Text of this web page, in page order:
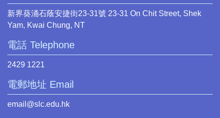
新界葵涌石蔭安捷街23-31號 23-31 On Chit Street, Shek
Yam, Kwai Chung, NT
電話 Telephone
2429 1221
電郵地址 Email
email@slc.edu.hk